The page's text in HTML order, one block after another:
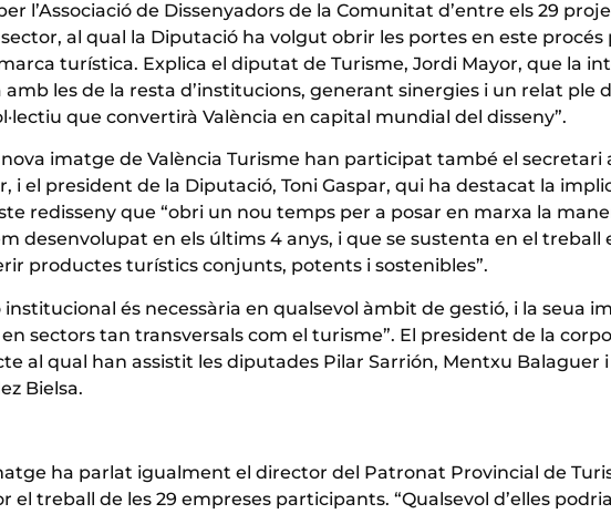
l’Associació de Dissenyadors de la Comunitat d’entre els 29
al qual la Diputació ha volgut obrir les portes en este procés
turística. Explica el diputat de Turisme, Jordi Mayor, que la
les de la resta d’institucions, generant sinergies i un relat ple
que convertirà València en capital mundial del disseny”.
imatge de València Turisme han participat també el
i el president de la Diputació, Toni Gaspar, qui ha destacat la
redisseny que “obri un nou temps per a posar en marxa la
desenvolupat en els últims 4 anys, i que se sustenta en el treball
productes turístics conjunts, potents i sostenibles”.
institucional és necessària en qualsevol àmbit de gestió, i la seua
sectors tan transversals com el turisme”. El president de la
al qual han assistit les diputades Pilar Sarrión, Mentxu Balaguer i
Bielsa.
ha parlat igualment el director del Patronat Provincial de
el treball de les 29 empreses participants. “Qualsevol d’elles